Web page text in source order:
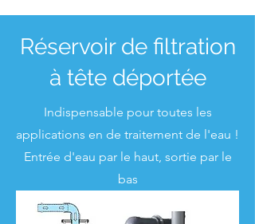
Réservoir de filtration
à tête déportée
Indispensable pour toutes les
applications en de traitement de l'eau !
Entrée d'eau par le haut, sortie par le
bas